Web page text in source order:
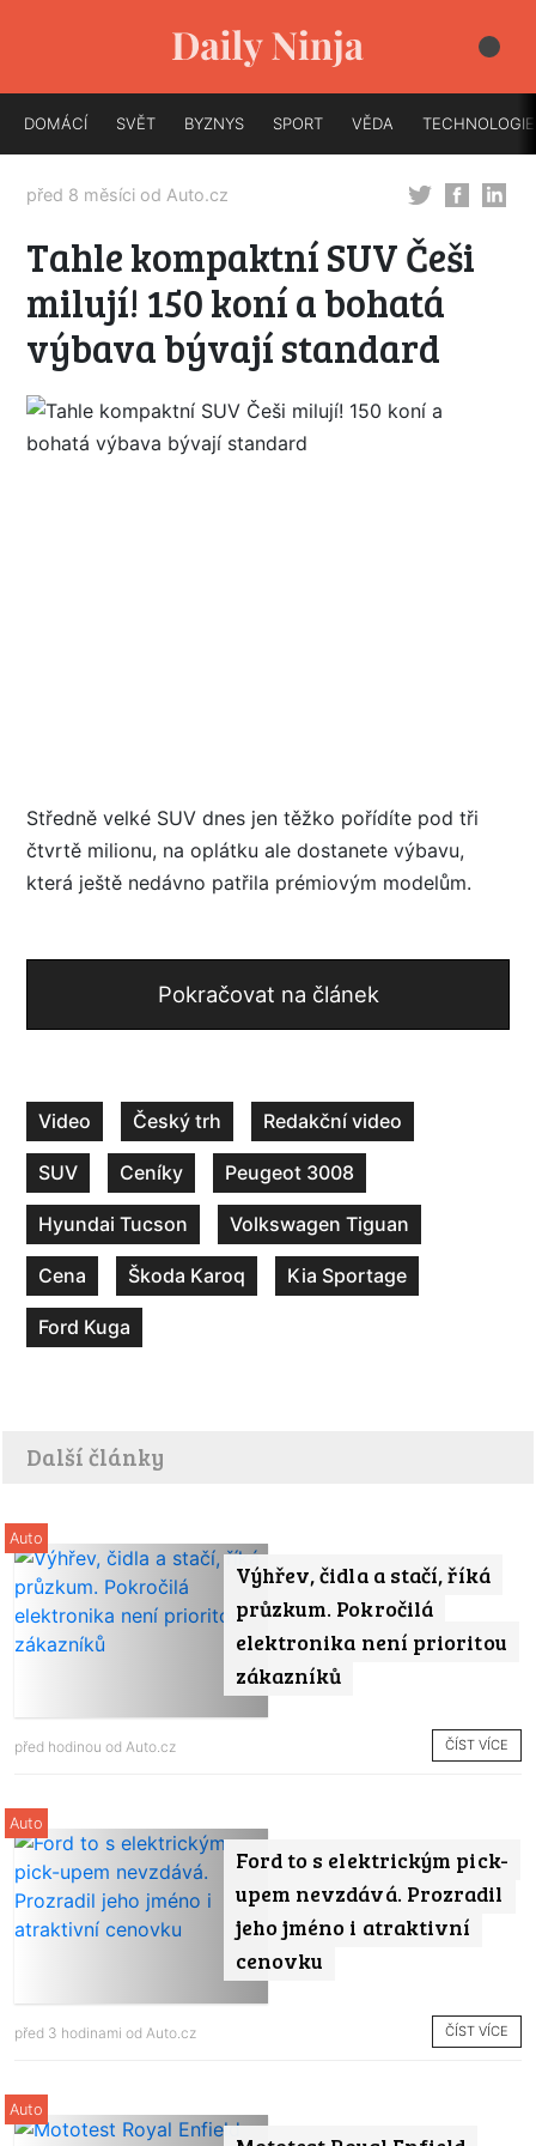
DOMÁCÍ SVĚT BYZNYS SPORT VĚDA TECHNOLOGIE
před 8 měsíci od Auto.cz
Tahle kompaktní SUV Češi
milují! 150 koní a bohatá
výbava bývají standard
Středně velké SUV dnes jen těžko pořídíte pod tři
čtvrtě milionu, na oplátku ale dostanete výbavu,
která ještě nedávno patřila prémiovým modelům.
Pokračovat na článek
Video Český trh Redakční video
SUV Ceníky Peugeot 3008
Hyundai Tucson Volkswagen Tiguan
Cena Škoda Karoq Kia Sportage
Ford Kuga
Další články
Výhřev, čidla a stačí, říká
průzkum. Pokročilá
elektronika není prioritou
zákazníků
Auto
před hodinou od Auto.cz ČÍST VÍCE
Ford to s elektrickým pick-
upem nevzdává. Prozradil
jeho jméno i atraktivní
cenovku
Auto
před 3 hodinami od Auto.cz ČÍST VÍCE
Auto